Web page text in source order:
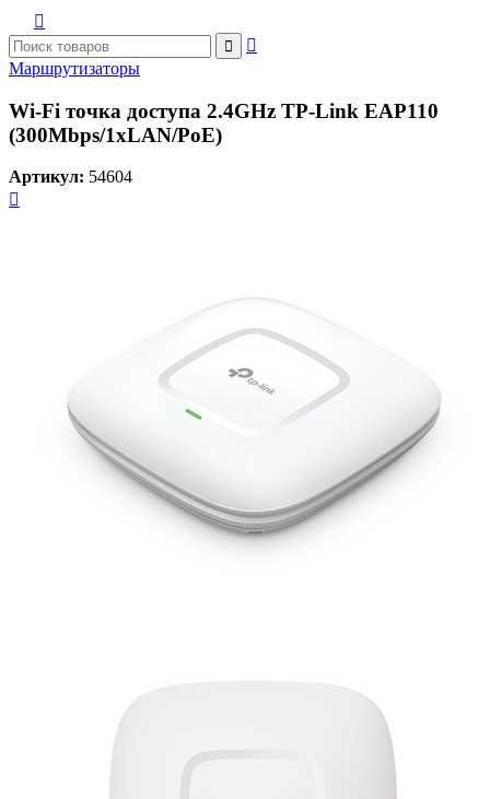



Маршрутизаторы
Wi-Fi точка доступа 2.4GHz TP-Link EAP110
(300Mbps/1xLAN/PoE)
Артикул: 54604
